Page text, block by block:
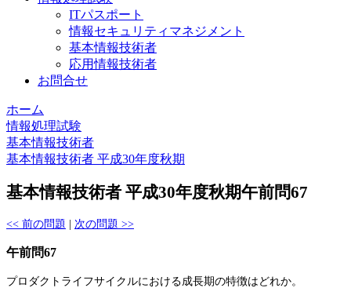
ITパスポート
情報セキュリティマネジメント
基本情報技術者
応用情報技術者
お問合せ
ホーム
情報処理試験
基本情報技術者
基本情報技術者 平成30年度秋期
基本情報技術者 平成30年度秋期午前問67
<< 前の問題 次の問題 >>
午前問67
プロダクトライフサイクルにおける成長期の特徴はどれか。